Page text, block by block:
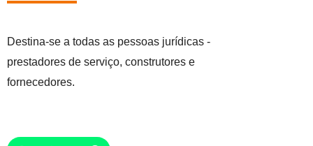
Destina-se a todas as pessoas jurídicas -
prestadores de serviço, construtores e
fornecedores.